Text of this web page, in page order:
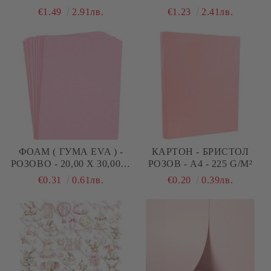
ЛИСТ
€1.49 2.91лв.
БЯЛО - 6 БР
€1.23 2.41лв.
ФОАМ ( ГУМА EVA ) -
РОЗОВО - 20,00 Х 30,00 Х
2,00 ММ
€0.31 0.61лв.
КАРТОН - БРИСТОЛ
РОЗОВ - A4 - 225 G/M²
€0.20
0.39лв.